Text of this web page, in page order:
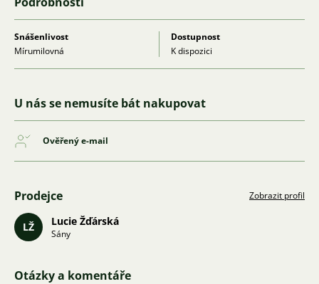
Snášenlivost
Mírumilovná
Dostupnost
K dispozici
U nás se nemusíte bát nakupovat
Ověřený e-mail
Prodejce Zobrazit profil
LŽ Lucie Žďárská
Sány
Otázky a komentáře